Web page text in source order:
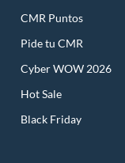
CMR Puntos
Pide tu CMR
Cyber WOW 2026
Hot Sale
Black Friday